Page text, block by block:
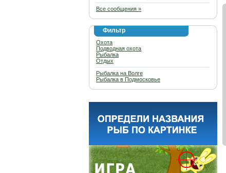
Все сообщения »
Фильтр
Охота
Подводная охота
Рыбалка
Отдых
Рыбалка на Волге
Рыбалка в Подмосковье